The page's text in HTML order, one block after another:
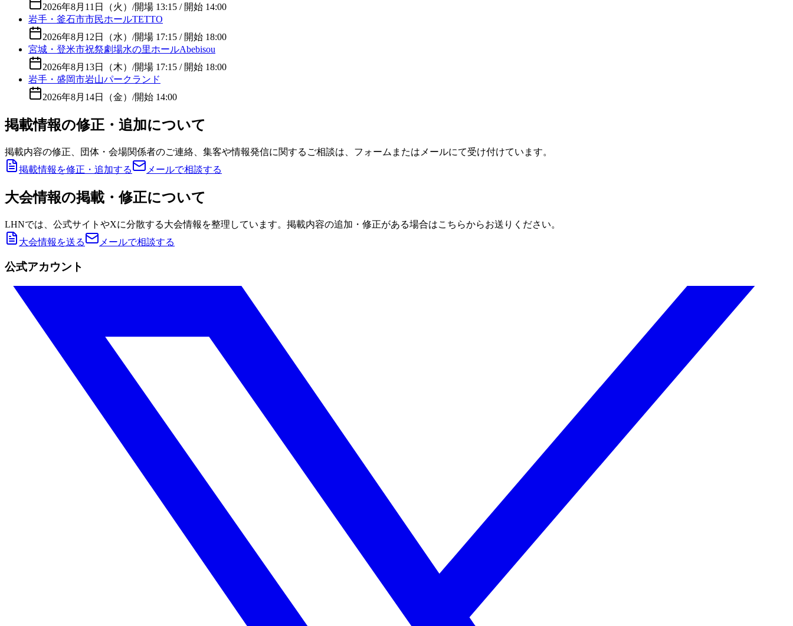
2026年8月11日（火） /開場 13:15 / 開始 14:00
岩手・釜石市市民ホールTETTO
2026年8月12日（水） /開場 17:15 / 開始 18:00
宮城・登米市祝祭劇場水の里ホールAbebisou
2026年8月13日（木） /開場 17:15 / 開始 18:00
岩手・盛岡市岩山パークランド
2026年8月14日（金） /開始 14:00
掲載情報の修正・追加について
掲載内容の修正、団体・会場関係者のご連絡、集客や情報発信に関するご相談は、フォームまたはメールにて受け付けています。
掲載情報を修正・追加する
メールで相談する
大会情報の掲載・修正について
LHNでは、公式サイトやXに分散する大会情報を整理しています。掲載内容の追加・修正がある場合はこちらからお送りください。
大会情報を送る
メールで相談する
公式アカウント